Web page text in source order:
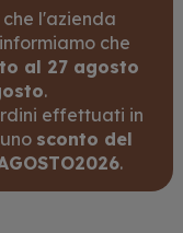
che l'azienda
che
al 27 agosto
.
effettuati in
sconto del
.